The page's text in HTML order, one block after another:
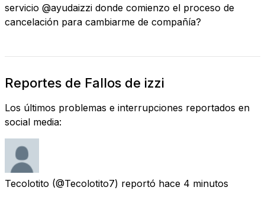
servicio @ayudaizzi donde comienzo el proceso de
cancelación para cambiarme de compañía?
Reportes de Fallos de izzi
Los últimos problemas e interrupciones reportados en
social media:
Tecolotito (@Tecolotito7) reportó hace 4 minutos